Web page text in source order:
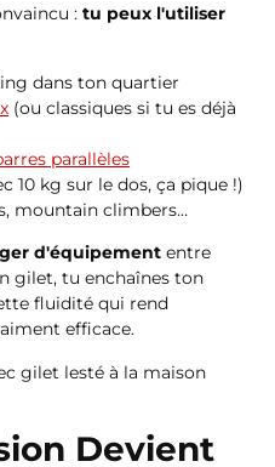
: tu peux l'utiliser
dans ton quartier
(ou classiques si tu es déjà
parallèles
10 kg sur le dos, ça pique !)
mountain climbers…
d'équipement entre
gilet, tu enchaînes ton
fluidité qui rend
efficace.
Devient